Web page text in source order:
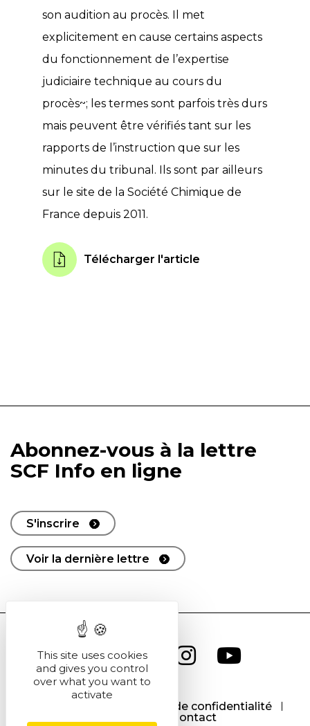
son audition au procès. Il met
explicitement en cause certains aspects
du fonctionnement de l’expertise
judiciaire technique au cours du
procès~; les termes sont parfois très durs
mais peuvent être vérifiés tant sur les
rapports de l’instruction que sur les
minutes du tribunal. Ils sont par ailleurs
sur le site de la Société Chimique de
France depuis 2011.
Télécharger l'article
Abonnez-vous à la lettre
SCF Info en ligne
S'inscrire
Voir la dernière lettre
Politique de confidentialité
Contact
This site uses cookies
and gives you control
over what you want to
activate